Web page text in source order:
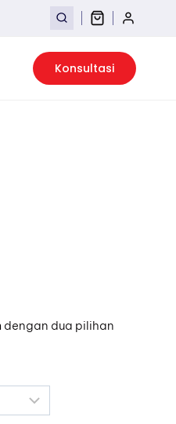
Konsultasi
dengan dua pilihan